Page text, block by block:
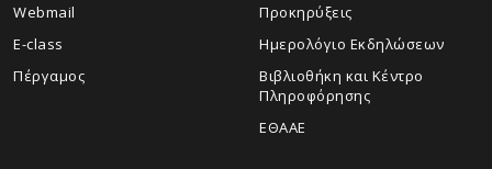
Webmail
E-class
Πέργαμος
Προκηρύξεις
Ημερολόγιο Εκδηλώσεων
Βιβλιοθήκη και Κέντρο
Πληροφόρησης
ΕΘΑΑΕ